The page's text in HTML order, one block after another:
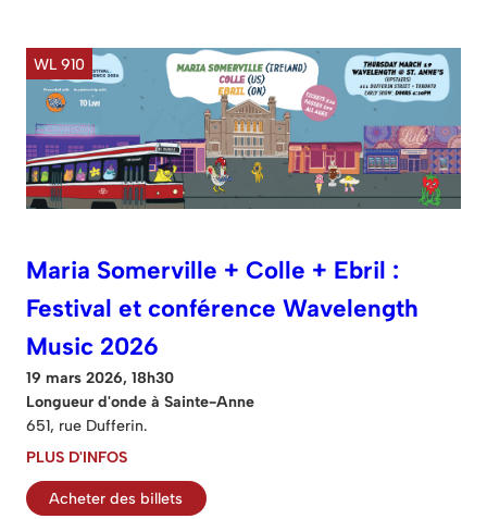
WL 910
Maria Somerville + Colle + Ebril :
Festival et conférence Wavelength
Music 2026
19 mars 2026, 18h30
Longueur d'onde à Sainte-Anne
651, rue Dufferin.
PLUS D'INFOS
Acheter des billets